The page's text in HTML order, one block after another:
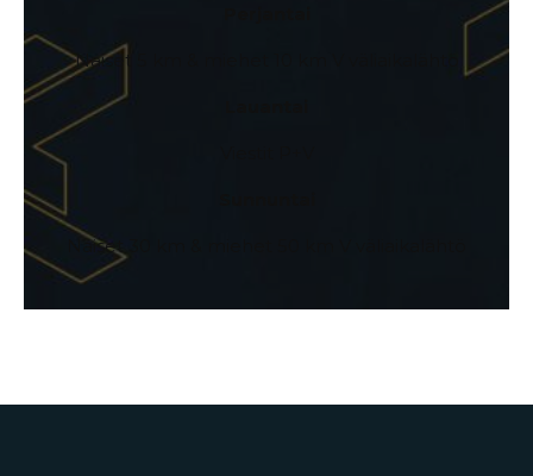
Naiset 5 km & miehet 10 km V väliaikalähtö
Naiset 30 km & miehet 50 km V väliaikalähtö